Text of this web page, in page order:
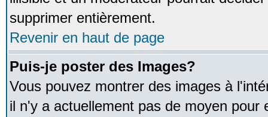
supprimer entièrement.
Revenir en haut de page
Puis-je poster des Images?
Vous pouvez montrer des images à
il n'y a actuellement pas de moyen pour